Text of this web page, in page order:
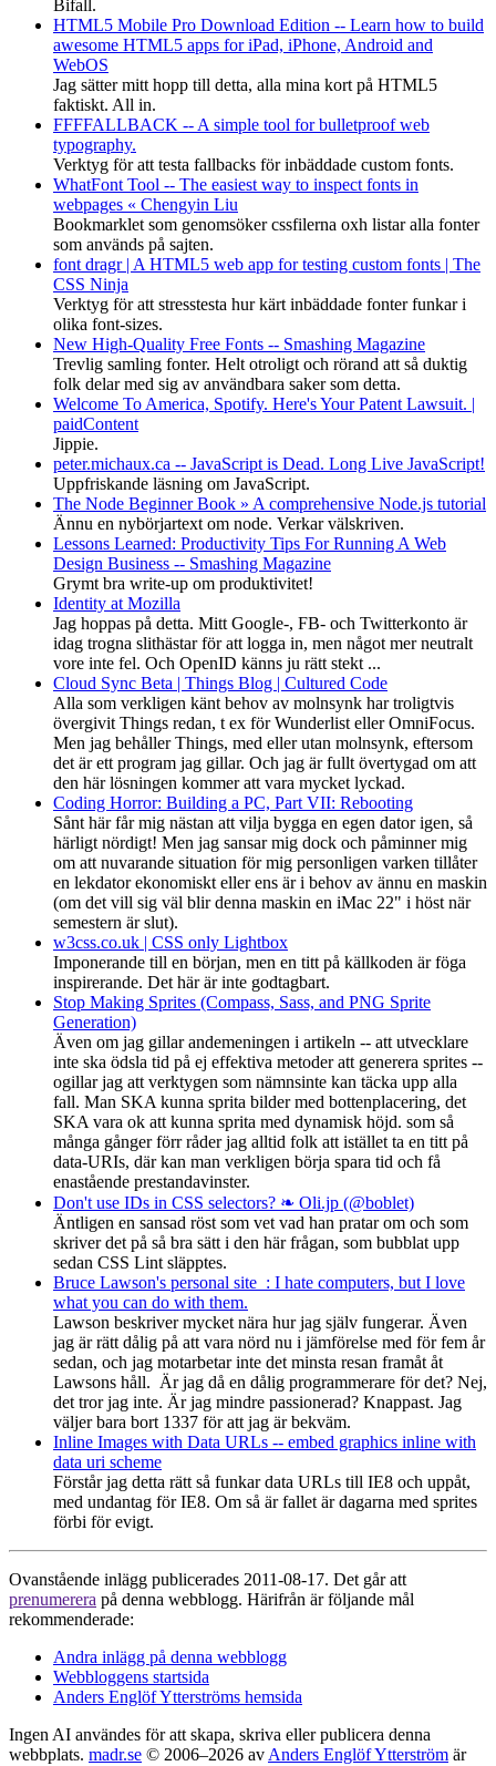
Bifall.
HTML5 Mobile Pro Download Edition -- Learn how to build
awesome HTML5 apps for iPad, iPhone, Android and
WebOS
Jag sätter mitt hopp till detta, alla mina kort på HTML5
faktiskt. All in.
FFFFALLBACK -- A simple tool for bulletproof web
typography.
Verktyg för att testa fallbacks för inbäddade custom fonts.
WhatFont Tool -- The easiest way to inspect fonts in
webpages « Chengyin Liu
Bookmarklet som genomsöker cssfilerna oxh listar alla fonter
som används på sajten.
font dragr | A HTML5 web app for testing custom fonts | The
CSS Ninja
Verktyg för att stresstesta hur kärt inbäddade fonter funkar i
olika font-sizes.
New High-Quality Free Fonts -- Smashing Magazine
Trevlig samling fonter. Helt otroligt och rörand att så duktig
folk delar med sig av användbara saker som detta.
Welcome To America, Spotify. Here's Your Patent Lawsuit. |
paidContent
Jippie.
peter.michaux.ca -- JavaScript is Dead. Long Live JavaScript!
Uppfriskande läsning om JavaScript.
The Node Beginner Book » A comprehensive Node.js tutorial
Ännu en nybörjartext om node. Verkar välskriven.
Lessons Learned: Productivity Tips For Running A Web
Design Business -- Smashing Magazine
Grymt bra write-up om produktivitet!
Identity at Mozilla
Jag hoppas på detta. Mitt Google-, FB- och Twitterkonto är
idag trogna slithästar för att logga in, men något mer neutralt
vore inte fel. Och OpenID känns ju rätt stekt ...
Cloud Sync Beta | Things Blog | Cultured Code
Alla som verkligen känt behov av molnsynk har troligtvis
övergivit Things redan, t ex för Wunderlist eller OmniFocus.
Men jag behåller Things, med eller utan molnsynk, eftersom
det är ett program jag gillar. Och jag är fullt övertygad om att
den här lösningen kommer att vara mycket lyckad.
Coding Horror: Building a PC, Part VII: Rebooting
Sånt här får mig nästan att vilja bygga en egen dator igen, så
härligt nördigt! Men jag sansar mig dock och påminner mig
om att nuvarande situation för mig personligen varken tillåter
en lekdator ekonomiskt eller ens är i behov av ännu en maskin
(om det vill sig väl blir denna maskin en iMac 22" i höst när
semestern är slut).
w3css.co.uk | CSS only Lightbox
Imponerande till en början, men en titt på källkoden är föga
inspirerande. Det här är inte godtagbart.
Stop Making Sprites (Compass, Sass, and PNG Sprite
Generation)
Även om jag gillar andemeningen i artikeln -- att utvecklare
inte ska ödsla tid på ej effektiva metoder att generera sprites --
ogillar jag att verktygen som nämnsinte kan täcka upp alla
fall. Man SKA kunna sprita bilder med bottenplacering, det
SKA vara ok att kunna sprita med dynamisk höjd. som så
många gånger förr råder jag alltid folk att istället ta en titt på
data-URIs, där kan man verkligen börja spara tid och få
enastående prestandavinster.
Don't use IDs in CSS selectors? ❧ Oli.jp (@boblet)
Äntligen en sansad röst som vet vad han pratar om och som
skriver det på så bra sätt i den här frågan, som bubblat upp
sedan CSS Lint släpptes.
Bruce Lawson's personal site : I hate computers, but I love
what you can do with them.
Lawson beskriver mycket nära hur jag själv fungerar. Även
jag är rätt dålig på att vara nörd nu i jämförelse med för fem år
sedan, och jag motarbetar inte det minsta resan framåt åt
Lawsons håll. Är jag då en dålig programmerare för det? Nej,
det tror jag inte. Är jag mindre passionerad? Knappast. Jag
väljer bara bort 1337 för att jag är bekväm.
Inline Images with Data URLs -- embed graphics inline with
data uri scheme
Förstår jag detta rätt så funkar data URLs till IE8 och uppåt,
med undantag för IE8. Om så är fallet är dagarna med sprites
förbi för evigt.
Ovanstående inlägg publicerades 2011-08-17. Det går att
prenumerera på denna webblogg. Härifrån är följande mål
rekommenderade:
Andra inlägg på denna webblogg
Webbloggens startsida
Anders Englöf Ytterströms hemsida
Ingen AI användes för att skapa, skriva eller publicera denna
webbplats. madr.se © 2006–2026 av Anders Englöf Ytterström är